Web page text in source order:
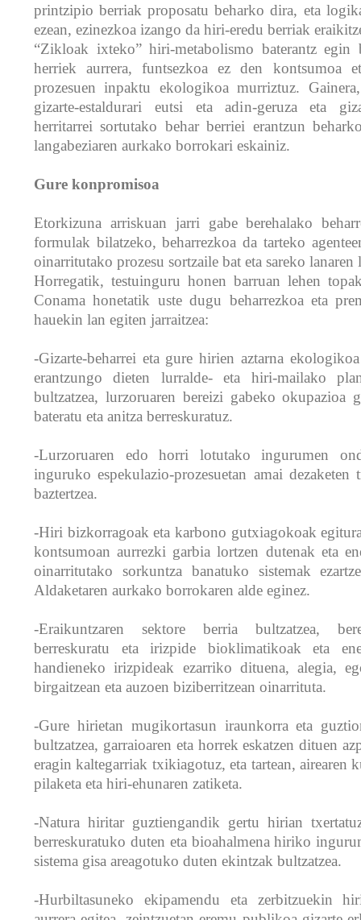
printzipio berriak proposatu beharko dira, eta
ezean, ezinezkoa izango da hiri-eredu berriak
“Zikloak ixteko” hiri-metabolismo baterantz egin
herriek aurrera, funtsezkoa ez den kontsumoa
prozesuen inpaktu ekologikoa murriztuz.
gizarte-estaldurari eutsi eta adin-geruza eta
herritarrei sortutako behar berriei erantzun
langabeziaren aurkako borrokari eskainiz.
Gure konpromisoa
Etorkizuna arriskuan jarri gabe berehalako
formulak bilatzeko, beharrezkoa da tarteko
oinarritutako prozesu sortzaile bat eta sareko lanaren
Horregatik, testuinguru honen barruan lehen
Conama honetatik uste dugu beharrezkoa eta
hauekin lan egiten jarraitzea:
-Gizarte-beharrei eta gure hirien aztarna
erantzungo dieten lurralde- eta hiri-mailako
bultzatzea, lurzoruaren bereizi gabeko okupazioa
bateratu eta anitza berreskuratuz.
-Lurzoruaren edo horri lotutako ingurumen
inguruko espekulazio-prozesuetan amai dezaketen
baztertzea.
-Hiri bizkorragoak eta karbono gutxiagokoak
kontsumoan aurrezki garbia lortzen dutenak eta
oinarritutako sorkuntza banatuko sistemak
Aldaketaren aurkako borrokaren alde eginez.
-Eraikuntzaren sektore berria bultzatzea,
berreskuratu eta irizpide bioklimatikoak eta
handieneko irizpideak ezarriko dituena, alegia,
birgaitzean eta auzoen biziberritzean oinarrituta.
-Gure hirietan mugikortasun iraunkorra eta
bultzatzea, garraioaren eta horrek eskatzen dituen
eragin kaltegarriak txikiagotuz, eta tartean, airearen
pilaketa eta hiri-ehunaren zatiketa.
-Natura hiritar guztiengandik gertu hirian
berreskuratuko duten eta bioahalmena hiriko
sistema gisa areagotuko duten ekintzak bultzatzea.
-Hurbiltasuneko ekipamendu eta zerbitzuekin